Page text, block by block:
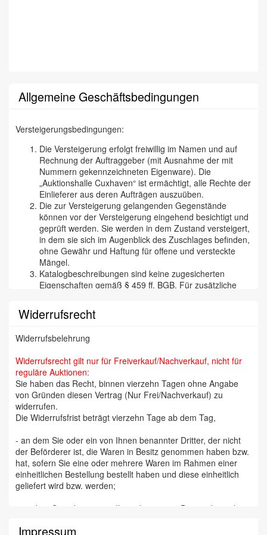
Allgemeine Geschäftsbedingungen
Versteigerungsbedingungen:
Die Versteigerung erfolgt freiwillig im Namen und auf
Rechnung der Auftraggeber (mit Ausnahme der mit
Nummern gekennzeichneten Eigenware). Die
„Auktionshalle Cuxhaven“ ist ermächtigt, alle Rechte der
Einlieferer aus deren Aufträgen auszuüben.
Die zur Versteigerung gelangenden Gegenstände
können vor der Versteigerung eingehend besichtigt und
geprüft werden. Sie werden in dem Zustand versteigert,
in dem sie sich im Augenblick des Zuschlages befinden,
ohne Gewähr und Haftung für offene und versteckte
Mängel.
Katalogbeschreibungen sind keine zugesicherten
Eigenschaften gemäß § 459 ff. BGB. Für zusätzliche
der „Cuxhavener Auktionshalle“ wird nicht gehaftet. Wir
versichern aber selbstverständlich, daß wir
Gewissen tätigen und jede begründete Reklamation
Zuschlag annullieren. Die Reklamation muß binnen 14
Tagen erfolgen, da wir auf eine zügige Abrechnung mit
unseren Einlieferern Wert legen (Orden, Militaria,
Münzen und Briefmarken sind aber von jeglicher
Rücknahme und Gewährleistung ausgenommen). Bei
Schmuck wird für Edelmetall-Gehalt und Echtheit der
Rückabwicklung erfolgt freiwillig und ohne rechtliche
Verpflichtung.
Der Versteigerer behält sich das Recht vor, Positionen
außer der Reihe aufzurufen, Lose zu trennen oder zu
vereinigen oder ganz zurückzuziehen. Er ist berechtigt,
Widerrufsrecht
Widerrufsbelehrung
Widerrufsrecht gilt nur für Freiverkauf/Nachverkauf, nicht für
reguläre Auktionen:
Sie haben das Recht, binnen vierzehn Tagen ohne Angabe
von Gründen diesen Vertrag (Nur Frei/Nachverkauf) zu
widerrufen.
Die Widerrufsfrist beträgt vierzehn Tage ab dem Tag,
- an dem Sie oder ein von Ihnen benannter Dritter, der nicht
der Beförderer ist, die Waren in Besitz genommen haben bzw.
hat, sofern Sie eine oder mehrere Waren im Rahmen einer
einheitlichen Bestellung bestellt haben und diese einheitlich
geliefert wird bzw. werden;
- an dem Sie oder ein von Ihnen benannter Dritter, der nicht
bzw. hat, sofern Sie mehrere Waren im Rahmen einer
Impressum